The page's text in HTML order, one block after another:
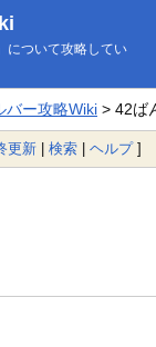
について攻略してい
バー攻略Wiki> 42ば
更新 | 検索 | ヘルプ]